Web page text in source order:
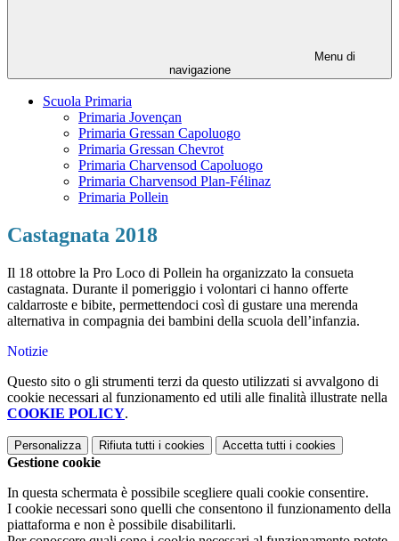
Menu di
navigazione
Scuola Primaria
Primaria Jovençan
Primaria Gressan Capoluogo
Primaria Gressan Chevrot
Primaria Charvensod Capoluogo
Primaria Charvensod Plan-Félinaz
Primaria Pollein
Castagnata 2018
Il 18 ottobre la Pro Loco di Pollein ha organizzato la consueta
castagnata. Durante il pomeriggio i volontari ci hanno offerte
caldarroste e bibite, permettendoci così di gustare una merenda
alternativa in compagnia dei bambini della scuola dell’infanzia.
Notizie
Questo sito o gli strumenti terzi da questo utilizzati si avvalgono di
cookie necessari al funzionamento ed utili alle finalità illustrate nella
COOKIE POLICY.
Personalizza Rifiuta tutti i cookies Accetta tutti i cookies
Gestione cookie
In questa schermata è possibile scegliere quali cookie consentire.
I cookie necessari sono quelli che consentono il funzionamento della
piattaforma e non è possibile disabilitarli.